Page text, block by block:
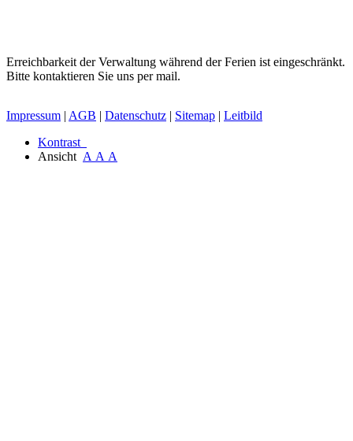
Erreichbarkeit der Verwaltung während der Ferien ist eingeschränkt.
Bitte kontaktieren Sie uns per mail.
Impressum | AGB | Datenschutz | Sitemap | Leitbild
Kontrast
Ansicht A A A